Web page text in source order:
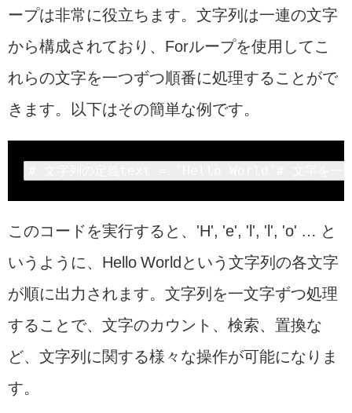
ープは非常に役立ちます。文字列は一連の文字
から構成されており、Forループを使用してこ
れらの文字を一つずつ順番に処理することがで
きます。以下はその簡単な例です。
このコードを実行すると、'H', 'e', 'l', 'l', 'o' … と
いうように、Hello Worldという文字列の各文字
が順に出力されます。文字列を一文字ずつ処理
することで、文字のカウント、検索、置換な
ど、文字列に関する様々な操作が可能になりま
す。